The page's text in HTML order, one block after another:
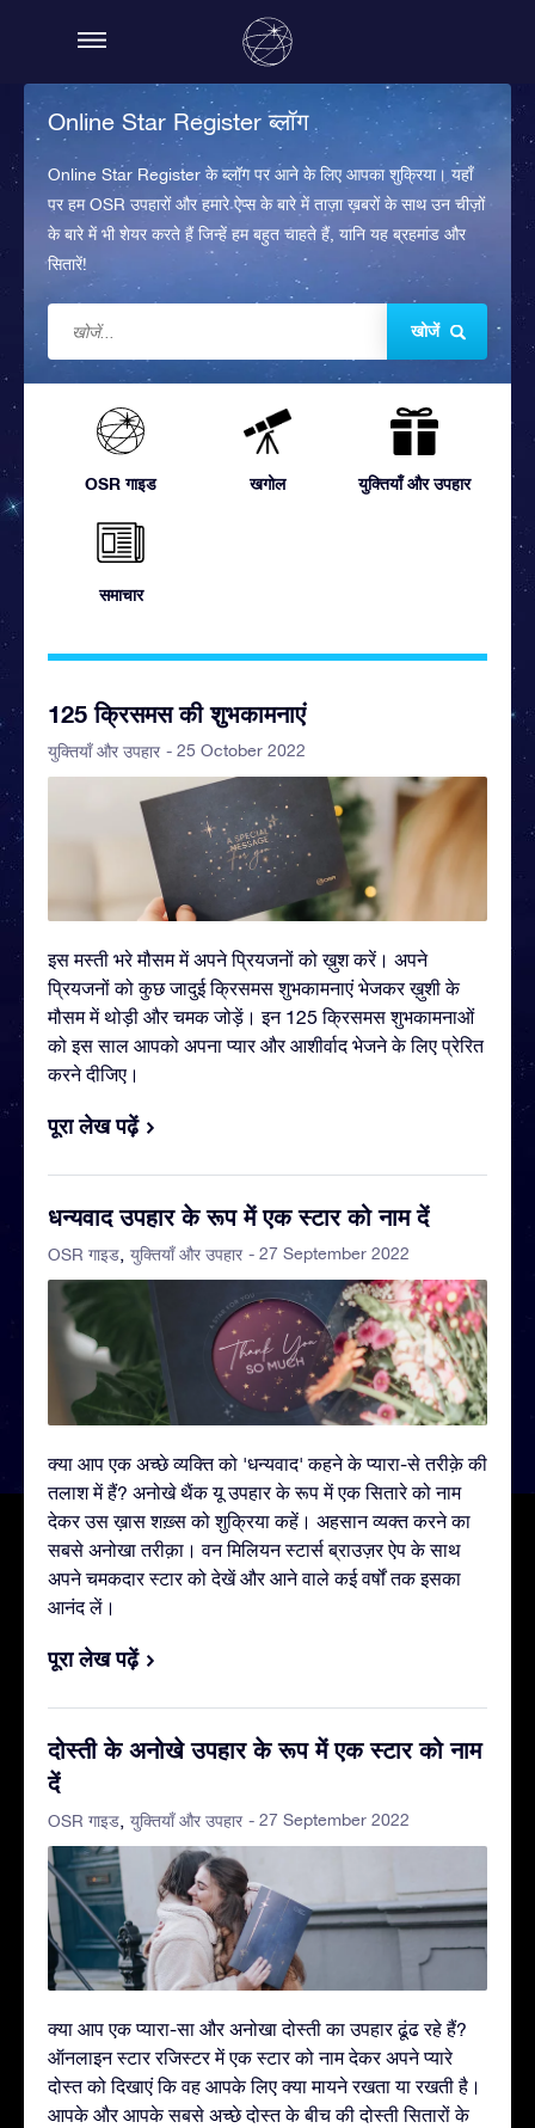
Online Star Register ब्लॉग
Online Star Register के ब्लॉग पर आने के लिए आपका शुक्रिया। यहाँ
पर हम OSR उपहारों और हमारे ऐप्स के बारे में ताज़ा ख़बरों के साथ उन चीज़ों
के बारे में भी शेयर करते हैं जिन्हें हम बहुत चाहते हैं, यानि यह ब्रहमांड और
सितारें!
खोजें
OSR गाइड खगोल युक्तियाँ और उपहार
समाचार
125 क्रिसमस की शुभकामनाएं
युक्तियाँ और उपहार - 25 October 2022
इस मस्ती भरे मौसम में अपने प्रियजनों को ख़ुश करें। अपने
प्रियजनों को कुछ जादुई क्रिसमस शुभकामनाएं भेजकर ख़ुशी के
मौसम में थोड़ी और चमक जोड़ें। इन 125 क्रिसमस शुभकामनाओं
को इस साल आपको अपना प्यार और आशीर्वाद भेजने के लिए प्रेरित
करने दीजिए।
पूरा लेख पढ़ें
धन्यवाद उपहार के रूप में एक स्टार को नाम दें
OSR गाइड युक्तियाँ और उपहार - 27 September 2022
क्या आप एक अच्छे व्यक्ति को 'धन्यवाद' कहने के प्यारा-से तरीक़े की
तलाश में हैं? अनोखे थैंक यू उपहार के रूप में एक सितारे को नाम
देकर उस ख़ास शख़्स को शुक्रिया कहें। अहसान व्यक्त करने का
सबसे अनोखा तरीक़ा। वन मिलियन स्टार्स ब्राउज़र ऐप के साथ
अपने चमकदार स्टार को देखें और आने वाले कई वर्षों तक इसका
आनंद लें।
पूरा लेख पढ़ें
दोस्ती के अनोखे उपहार के रूप में एक स्टार को नाम
दें
OSR गाइड युक्तियाँ और उपहार - 27 September 2022
क्या आप एक प्यारा-सा और अनोखा दोस्ती का उपहार ढूंढ रहे हैं?
ऑनलाइन स्टार रजिस्टर में एक स्टार को नाम देकर अपने प्यारे
दोस्त को दिखाएं कि वह आपके लिए क्या मायने रखता या रखती है।
आपके और आपके सबसे अच्छे दोस्त के बीच की दोस्ती सितारों के